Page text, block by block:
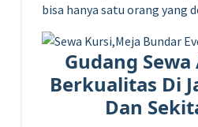
bisa hanya satu orang yang
Gudang
Berkualitas Di
Dan